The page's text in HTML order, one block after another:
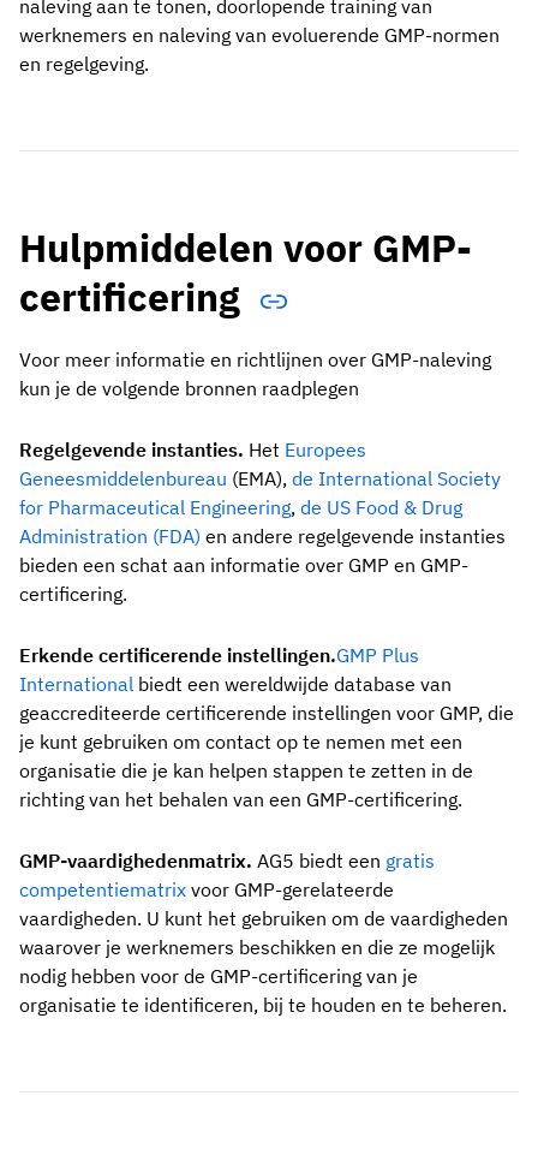
naleving aan te tonen, doorlopende training van
werknemers en naleving van evoluerende GMP-normen
en regelgeving.
Hulpmiddelen voor GMP-
certificering
Voor meer informatie en richtlijnen over GMP-naleving
kun je de volgende bronnen raadplegen
Regelgevende instanties. Het Europees
Geneesmiddelenbureau (EMA), de International Society
for Pharmaceutical Engineering, de US Food & Drug
Administration (FDA) en andere regelgevende instanties
bieden een schat aan informatie over GMP en GMP-
certificering.
Erkende certificerende instellingen.GMP Plus
International biedt een wereldwijde database van
geaccrediteerde certificerende instellingen voor GMP, die
je kunt gebruiken om contact op te nemen met een
organisatie die je kan helpen stappen te zetten in de
richting van het behalen van een GMP-certificering.
GMP-vaardighedenmatrix. AG5 biedt een gratis
competentiematrix voor GMP-gerelateerde
vaardigheden. U kunt het gebruiken om de vaardigheden
waarover je werknemers beschikken en die ze mogelijk
nodig hebben voor de GMP-certificering van je
organisatie te identificeren, bij te houden en te beheren.